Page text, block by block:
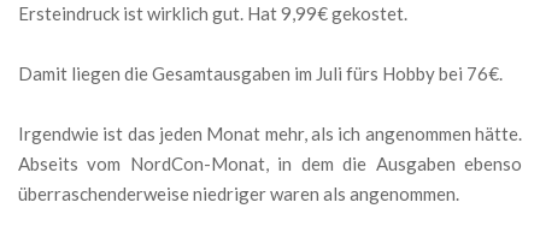
Ersteindruck ist wirklich gut. Hat 9,99€ gekostet.
Damit liegen die Gesamtausgaben im Juli fürs Hobby bei 76€.
Irgendwie ist das jeden Monat mehr, als ich angenommen hätte.
Abseits vom NordCon-Monat, in dem die Ausgaben ebenso
überraschenderweise niedriger waren als angenommen.